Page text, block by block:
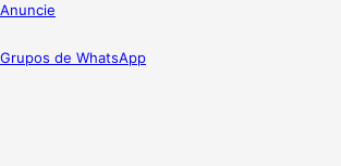
Anuncie
Grupos de WhatsApp